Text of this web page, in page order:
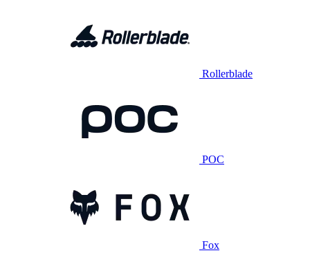
Rollerblade
POC
Fox